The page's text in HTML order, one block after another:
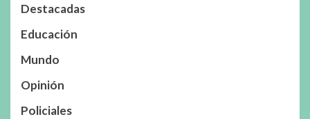
Destacadas
Educación
Mundo
Opinión
Policiales